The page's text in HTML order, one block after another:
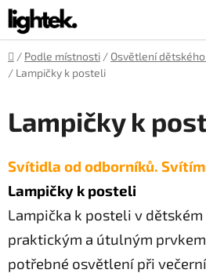
Přejít
na
obsah
Domů
/ Podle místnosti / Osvětlení
/ Lampičky k posteli
Lampičky k
Svítidla od odborníků.
Lampičky k posteli
Lampička k posteli v
praktickým a útulným
potřebné osvětlení při